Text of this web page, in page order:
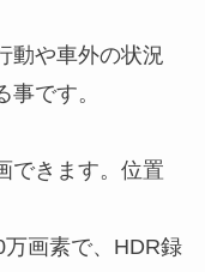
動や車外の状況
です。
できます。位置
万画素で、HDR録